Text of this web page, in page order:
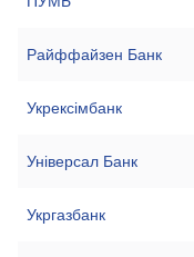
Райффайзен Банк
Укрексімбанк
Універсал Банк
Укргазбанк